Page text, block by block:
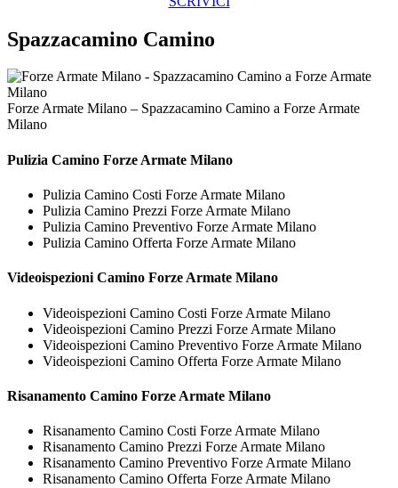
Spazzacamino Camino
Forze Armate Milano – Spazzacamino Camino a Forze Armate
Milano
Pulizia Camino Forze Armate Milano
Pulizia Camino Costi Forze Armate Milano
Pulizia Camino Prezzi Forze Armate Milano
Pulizia Camino Preventivo Forze Armate Milano
Pulizia Camino Offerta Forze Armate Milano
Videoispezioni Camino Forze Armate Milano
Videoispezioni Camino Costi Forze Armate Milano
Videoispezioni Camino Prezzi Forze Armate Milano
Videoispezioni Camino Preventivo Forze Armate Milano
Videoispezioni Camino Offerta Forze Armate Milano
Risanamento Camino Forze Armate Milano
Risanamento Camino Costi Forze Armate Milano
Risanamento Camino Prezzi Forze Armate Milano
Risanamento Camino Preventivo Forze Armate Milano
Risanamento Camino Offerta Forze Armate Milano